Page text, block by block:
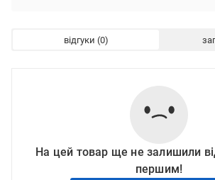
відгуки
На цей товар ще не залишили
першим!